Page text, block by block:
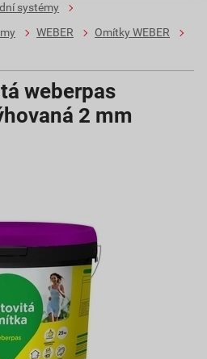
systémy
WEBER
Omítky WEBER
weberpas
2 mm